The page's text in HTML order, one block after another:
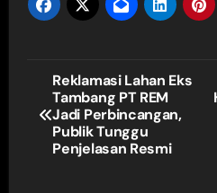
Navigasi
pos
Reklamasi Lahan Eks
Tambang PT REM
Jadi Perbincangan,
Publik Tunggu
Penjelasan Resmi